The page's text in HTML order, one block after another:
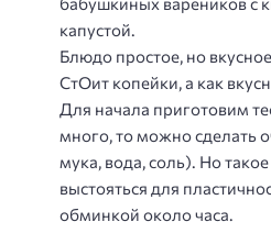
капустой.
Блюдо простое, но
СтОит копейки, а как
Для начала приготовим
много, то можно сделать
мука, вода, соль). Но
выстояться для
обминкой около часа.